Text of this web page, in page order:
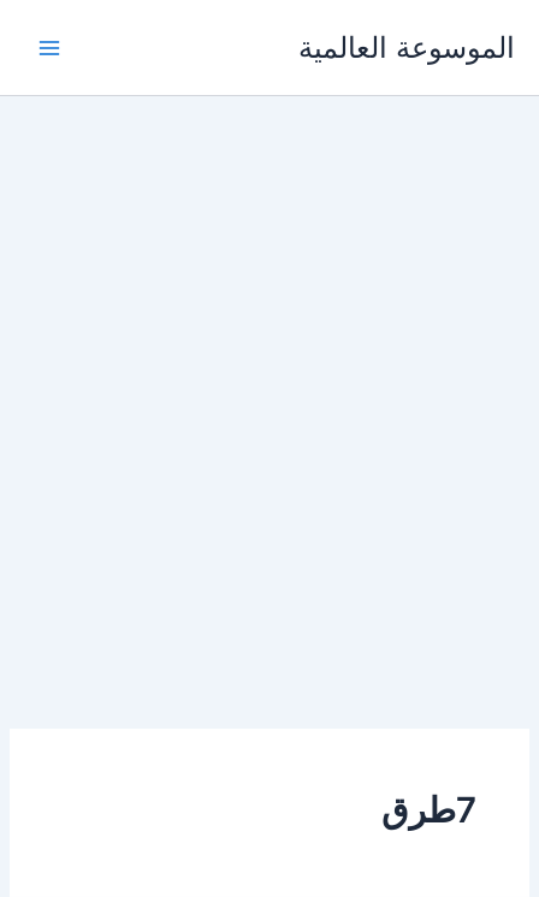
الموسوعة العالمية
7طرق